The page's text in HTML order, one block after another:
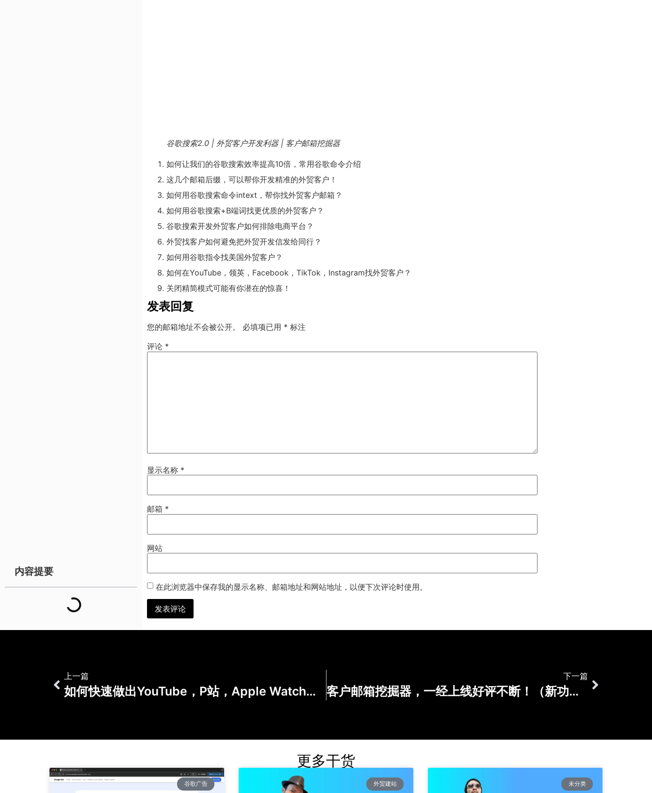
内容提要
谷歌搜索2.0 | 外贸客户开发利器 | 客户邮箱挖掘器
如何让我们的谷歌搜索效率提高10倍，常用谷歌命令介绍
这几个邮箱后缀，可以帮你开发精准的外贸客户！
如何用谷歌搜索命令intext，帮你找外贸客户邮箱？
如何用谷歌搜索+B端词找更优质的外贸客户？
谷歌搜索开发外贸客户如何排除电商平台？
外贸找客户如何避免把外贸开发信发给同行？
如何用谷歌指令找美国外贸客户？
如何在YouTube，领英，Facebook，TikTok，Instagram找外贸客户？
关闭精简模式可能有你潜在的惊喜！
发表回复
您的邮箱地址不会被公开。 必填项已用 * 标注
评论 *
显示名称 *
邮箱 *
网站
在此浏览器中保存我的显示名称、邮箱地址和网站地址，以便下次评论时使用。
上一篇
如何快速做出YouTube，P站，Apple Watch这样高逼格的logo
下一篇
客户邮箱挖掘器，一经上线好评不断！（新功能更新）
更多干货
谷歌广告 外贸建站 未分类